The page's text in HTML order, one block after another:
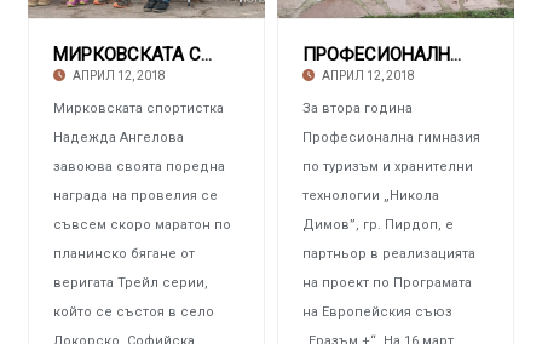
МИРКОВСКАТА СПОРТИСТКА НАДЕЖДА АНГЕЛОВА Първ
АПРИЛ 12, 2018
Мирковската спортистка
Надежда Ангелова
завоюва своята поредна
награда на провелия се
съвсем скоро маратон по
планинско бягане от
веригата Трейл серии,
който се състоя в село
ПРОФЕСИОНАЛНАТА ГИМНАЗИЯ ПО ТУРИЗЪМ И ХРАНИТЕ
АПРИЛ 12, 2018
За втора година
Професионална гимназия
по туризъм и хранителни
технологии „Никола
Димов”, гр. Пирдоп, е
партньор в реализацията
на проект по Програмата
на Европейския съюз